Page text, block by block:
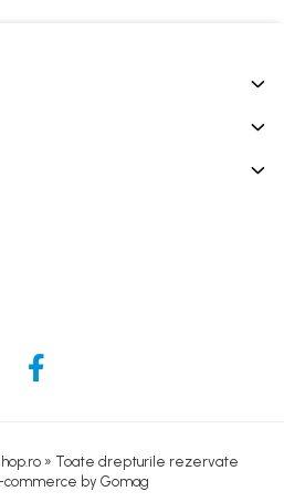
» Toate drepturile rezervate
commerce by Gomag